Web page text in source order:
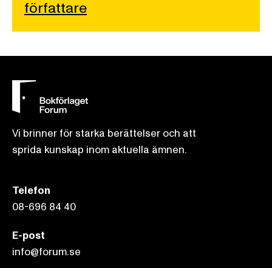
författare
Vi brinner för starka berättelser och att
sprida kunskap inom aktuella ämnen.
Telefon
08-696 84 40
E-post
info@forum.se